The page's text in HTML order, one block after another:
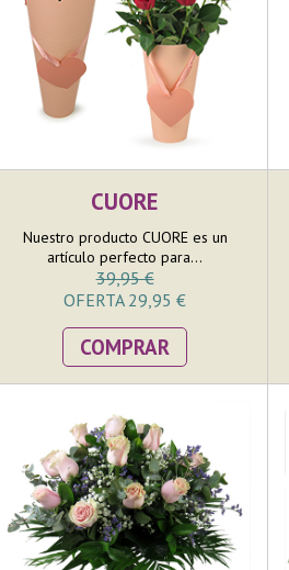
CUORE
Nuestro producto CUORE es un
artículo perfecto para...
39,95 €
OFERTA 29,95 €
COMPRAR